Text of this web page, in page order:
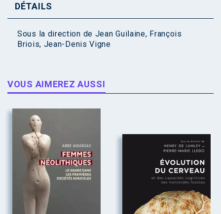
DÉTAILS
Sous la direction de Jean Guilaine, François
Briois, Jean-Denis Vigne
VOUS AIMEREZ AUSSI